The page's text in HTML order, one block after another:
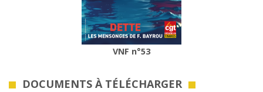
VNF n°53
DOCUMENTS À TÉLÉCHARGER